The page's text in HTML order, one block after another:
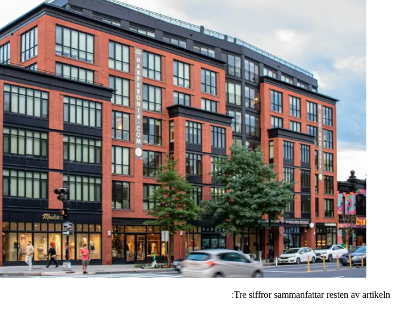
Tre siffror sammanfattar resten av artikeln: